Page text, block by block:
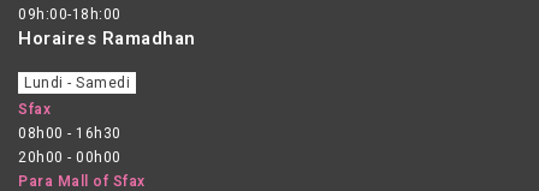
09h:00-18h:00
Horaires Ramadhan
Lundi - Samedi
Sfax
08h00 - 16h30
20h00 - 00h00
Para Mall of Sfax